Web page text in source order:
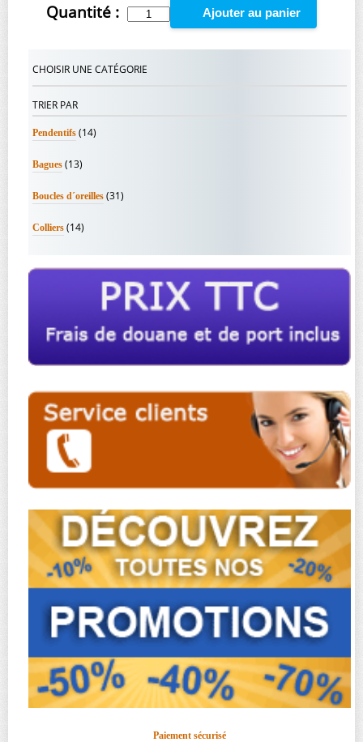
Quantité : Ajouter au panier
CHOISIR UNE CATÉGORIE
TRIER PAR
Pendentifs (14)
Bagues (13)
Boucles d´oreilles (31)
Colliers (14)
Paiement sécurisé